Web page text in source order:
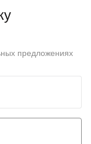
предложениях